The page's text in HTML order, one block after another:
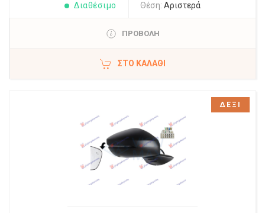
Διαθέσιμο Θέση: Αριστερά
ΠΡΟΒΟΛΗ
ΣΤΟ ΚΑΛΆΘΙ
ΔΕΞΙ